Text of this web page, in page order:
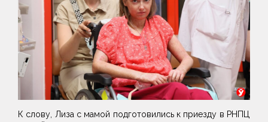
К слову, Лиза с мамой подготовились к приезду в РНПЦ